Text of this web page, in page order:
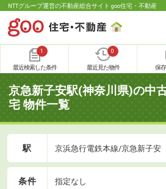
NTTグループ運営の不動産総合サイト goo住宅・不動産
1
最近検索した条件
0
最近見た物件 保
京急新子安駅(神奈川県)の中
宅 物件一覧
駅 京浜急行電鉄本線/京急新子安
条件 指定なし